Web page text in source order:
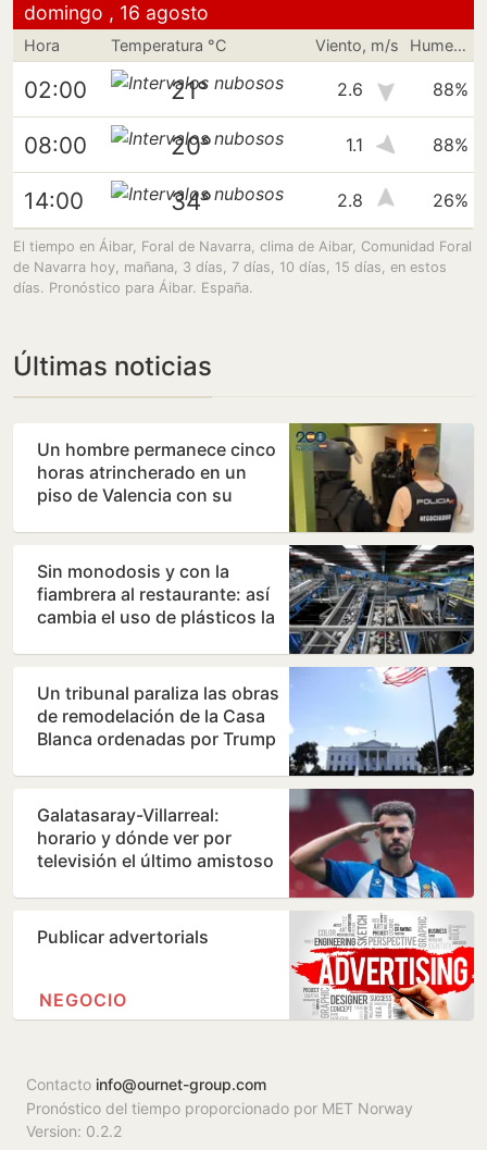
domingo , 16 agosto
Hora Temperatura °C Viento, m/s Humedad
02:00 21° 2.6 88%
08:00 20° 1.1 88%
14:00 34° 2.8 26%
El tiempo en Áibar, Foral de Navarra, clima de Aibar, Comunidad Foral
de Navarra hoy, mañana, 3 días, 7 días, 10 días, 15 días, en estos
días. Pronóstico para Áibar. España.
Últimas noticias
Un hombre permanece cinco
horas atrincherado en un
piso de Valencia con su
Sin monodosis y con la
fiambrera al restaurante: así
cambia el uso de plásticos la
Un tribunal paraliza las obras
de remodelación de la Casa
Blanca ordenadas por Trump
Galatasaray-Villarreal:
horario y dónde ver por
televisión el último amistoso
Publicar advertorials
NEGOCIO
Contacto info@ournet-group.com
Pronóstico del tiempo proporcionado por MET Norway
Version: 0.2.2